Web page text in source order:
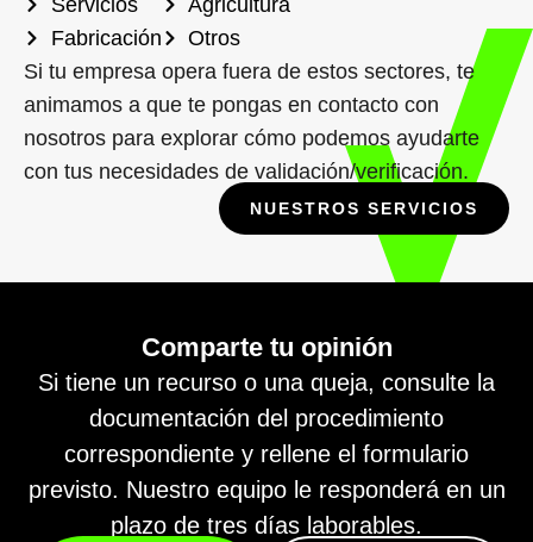
Servicios
Fabricación
Agricultura
Otros
Si tu empresa opera fuera de estos sectores, te
animamos a que te pongas en contacto con
nosotros para explorar cómo podemos ayudarte
con tus necesidades de validación/verificación.
NUESTROS SERVICIOS
Comparte tu opinión
Si tiene un recurso o una queja, consulte la
documentación del procedimiento
correspondiente y rellene el formulario
previsto. Nuestro equipo le responderá en un
plazo de tres días laborables.